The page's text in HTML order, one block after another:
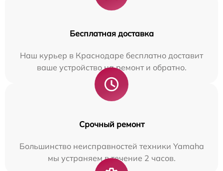
Бесплатная доставка
Наш курьер в Краснодаре бесплатно доставит
ваше устройство на ремонт и обратно.
Срочный ремонт
Большинство неисправностей техники Yamaha
мы устраняем в течение 2 часов.